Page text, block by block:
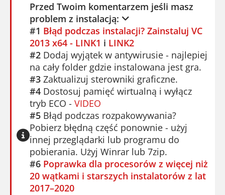
Przed Twoim komentarzem jeśli masz
problem z instalacją:
#1 Błąd podczas instalacji? Zainstaluj VC
2013 x64 - LINK1 i LINK2
#2 Dodaj wyjątek w antywirusie - najlepiej
na cały folder gdzie instalowana jest gra.
#3 Zaktualizuj sterowniki graficzne.
#4 Dostosuj pamięć wirtualną i wyłącz
tryb ECO - VIDEO
#5 Błąd podczas rozpakowywania?
Pobierz błędną część ponownie - użyj
innej przeglądarki lub programu do
pobierania. Użyj Winrar lub 7zip.
#6 Poprawka dla procesorów z więcej niż
20 wątkami i starszych instalatorów z lat
2017–2020